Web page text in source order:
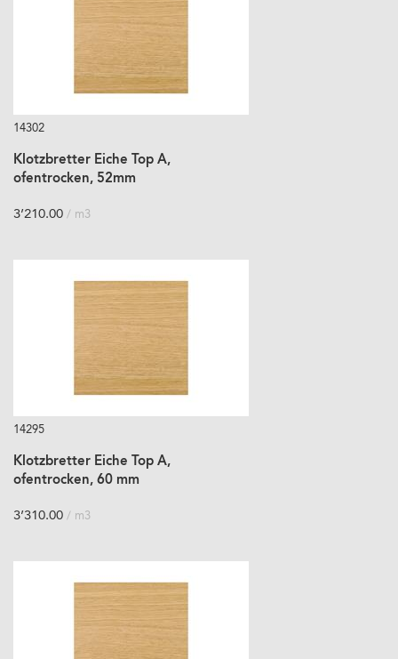
14302
Klotzbretter Eiche Top A,
ofentrocken, 52mm
3’210.00 / m3
14295
Klotzbretter Eiche Top A,
ofentrocken, 60 mm
3’310.00 / m3